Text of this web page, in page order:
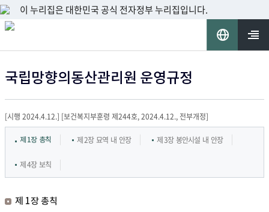
이 누리집은 대한민국 공식 전자정부 누리집입니다.
선
택
국립망향의동산관리원 운영규정
[시행 2024.4.12.] [보건복지부훈령 제244호, 2024.4.12., 전부개정]
제 1장 총칙 제 2장 묘역 내 안장 제 3장 봉안시설 내 안장
제 4장 보칙
제 1장 총칙